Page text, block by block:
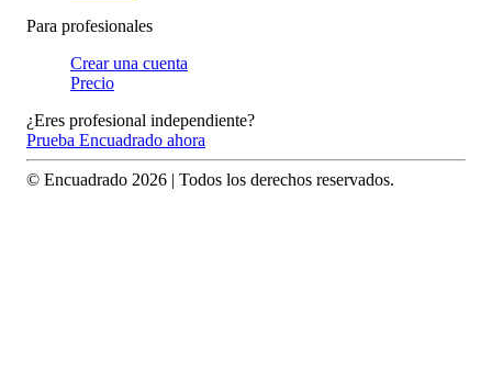
Para profesionales
Crear una cuenta
Precio
¿Eres profesional independiente?
Prueba Encuadrado ahora
© Encuadrado 2026 | Todos los derechos reservados.